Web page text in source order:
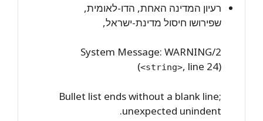
רעיון המדינה האחת, הדו-לאומית,
שפירושו חיסול מדינת-ישראל,
System Message: WARNING/2
(<string>, line 24)
Bullet list ends without a blank line;
unexpected unindent.